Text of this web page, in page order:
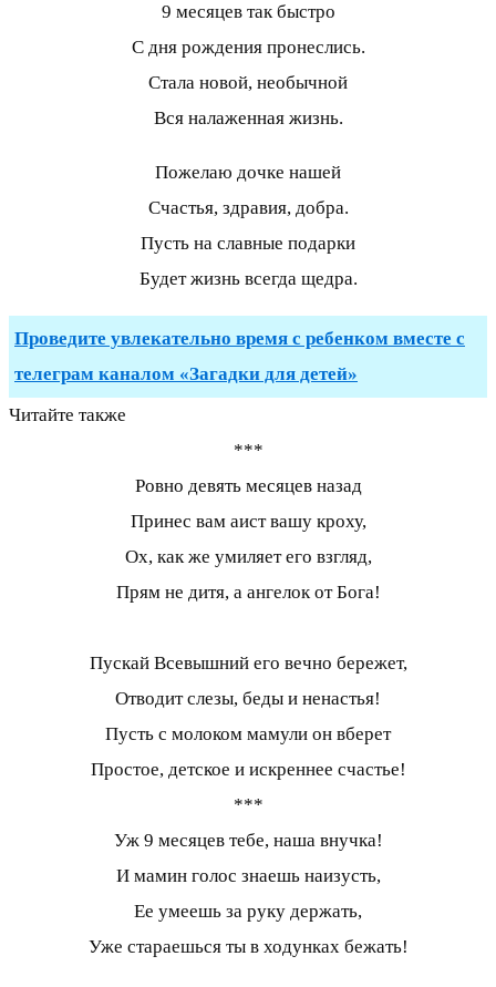
9 месяцев так быстро
С дня рождения пронеслись.
Стала новой, необычной
Вся налаженная жизнь.
Пожелаю дочке нашей
Счастья, здравия, добра.
Пусть на славные подарки
Будет жизнь всегда щедра.
Проведите увлекательно время с ребенком вместе с
телеграм каналом «Загадки для детей»
Читайте также
***
Ровно девять месяцев назад
Принес вам аист вашу кроху,
Ох, как же умиляет его взгляд,
Прям не дитя, а ангелок от Бога!
Пускай Всевышний его вечно бережет,
Отводит слезы, беды и ненастья!
Пусть с молоком мамули он вберет
Простое, детское и искреннее счастье!
***
Уж 9 месяцев тебе, наша внучка!
И мамин голос знаешь наизусть,
Ее умеешь за руку держать,
Уже стараешься ты в ходунках бежать!